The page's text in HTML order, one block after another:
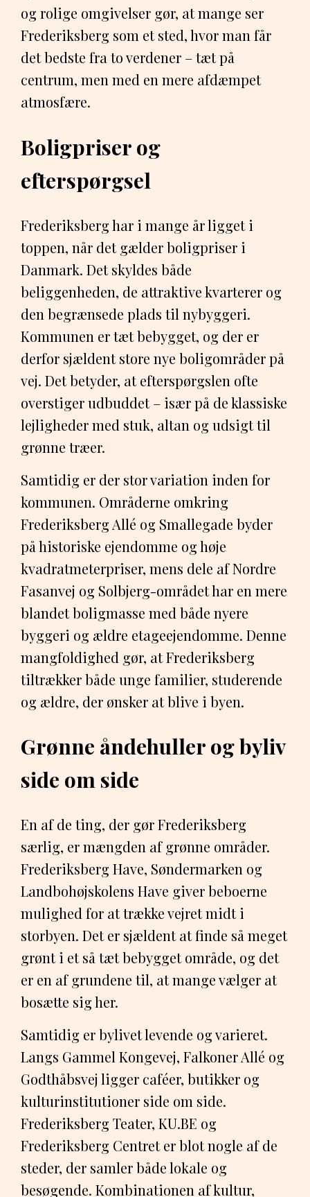
og rolige omgivelser gør, at mange ser
Frederiksberg som et sted, hvor man får
det bedste fra to verdener – tæt på
centrum, men med en mere afdæmpet
atmosfære.
Boligpriser og
efterspørgsel
Frederiksberg har i mange år ligget i
toppen, når det gælder boligpriser i
Danmark. Det skyldes både
beliggenheden, de attraktive kvarterer og
den begrænsede plads til nybyggeri.
Kommunen er tæt bebygget, og der er
derfor sjældent store nye boligområder på
vej. Det betyder, at efterspørgslen ofte
overstiger udbuddet – især på de klassiske
lejligheder med stuk, altan og udsigt til
grønne træer.
Samtidig er der stor variation inden for
kommunen. Områderne omkring
Frederiksberg Allé og Smallegade byder
på historiske ejendomme og høje
kvadratmeterpriser, mens dele af Nordre
Fasanvej og Solbjerg-området har en mere
blandet boligmasse med både nyere
byggeri og ældre etageejendomme. Denne
mangfoldighed gør, at Frederiksberg
tiltrækker både unge familier, studerende
og ældre, der ønsker at blive i byen.
Grønne åndehuller og byliv
side om side
En af de ting, der gør Frederiksberg
særlig, er mængden af grønne områder.
Frederiksberg Have, Søndermarken og
Landbohøjskolens Have giver beboerne
mulighed for at trække vejret midt i
storbyen. Det er sjældent at finde så meget
grønt i et så tæt bebygget område, og det
er en af grundene til, at mange vælger at
bosætte sig her.
Samtidig er bylivet levende og varieret.
Langs Gammel Kongevej, Falkoner Allé og
Godthåbsvej ligger caféer, butikker og
kulturinstitutioner side om side.
Frederiksberg Teater, KU.BE og
Frederiksberg Centret er blot nogle af de
steder, der samler både lokale og
besøgende. Kombinationen af kultur,